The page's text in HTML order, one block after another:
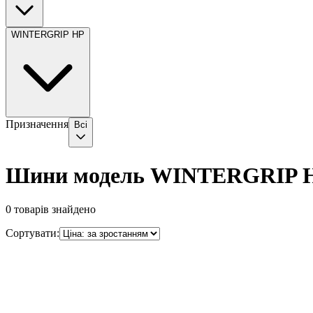
WINTERGRIP HP
Призначення Всі
Шини модель WINTERGRIP
0 товарів знайдено
Сортувати: